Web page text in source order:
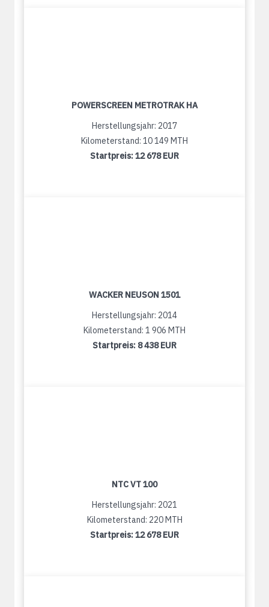
POWERSCREEN METROTRAK HA
Herstellungsjahr: 2017
Kilometerstand: 10 149 MTH
Startpreis:12 678 EUR
WACKER NEUSON 1501
Herstellungsjahr: 2014
Kilometerstand: 1 906 MTH
Startpreis: 8 438 EUR
NTC VT 100
Herstellungsjahr: 2021
Kilometerstand: 220 MTH
Startpreis:12 678 EUR